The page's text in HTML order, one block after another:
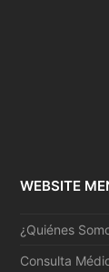
WEBSITE
¿Quiénes
Consulta